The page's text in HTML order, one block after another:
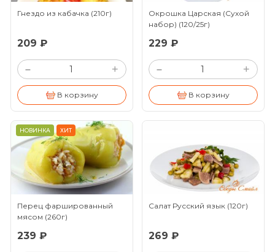
Гнездо из кабачка (210г)
209 ₽
– +
В корзину
Окрошка Царская (Сухой
набор) (120/25г)
229 ₽
– +
В корзину
НОВИНКА ХИТ
Перец фаршированный
мясом (260г)
239 ₽
Салат Русский язык (120г)
269 ₽